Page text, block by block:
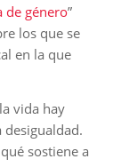
de género”
los que se
en la que
vida hay
sostiene a